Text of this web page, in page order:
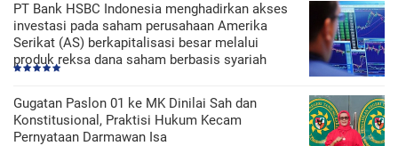
PT Bank HSBC Indonesia menghadirkan akses
investasi pada saham perusahaan Amerika
Serikat (AS) berkapitalisasi besar melalui
produk reksa dana saham berbasis syariah
Gugatan Paslon 01 ke MK Dinilai Sah dan
Konstitusional, Praktisi Hukum Kecam
Pernyataan Darmawan Isa